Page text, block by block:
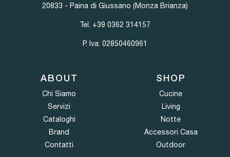
20833 - Paina di Giussano (Monza Brianza)
Tel. +39 0362 314157
P. Iva: 02850460961
ABOUT
Chi Siamo
Servizi
Cataloghi
Brand
Contatti
SHOP
Cucine
Living
Notte
Accessori Casa
Outdoor